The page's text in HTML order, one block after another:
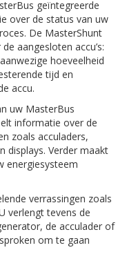
geïntegreerde
over de status van uw
De MasterShunt
aangesloten accu’s:
hoeveelheid
tijd en
accu.
uw MasterBus
informatie over de
zoals acculaders,
displays. Verder maakt
energiesysteem
verrassingen zoals
verlengt tevens de
de acculader of
om te gaan